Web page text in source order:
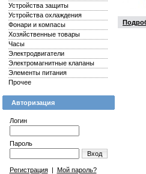
Устройства защиты
Устройства охлаждения
Фонари и компасы
Хозяйственные товары
Часы
Электродвигатели
Электромагнитные клапаны
Элементы питания
Прочее
Авторизация
Логин
Пароль
Вход
Регистрация| Мой пароль?